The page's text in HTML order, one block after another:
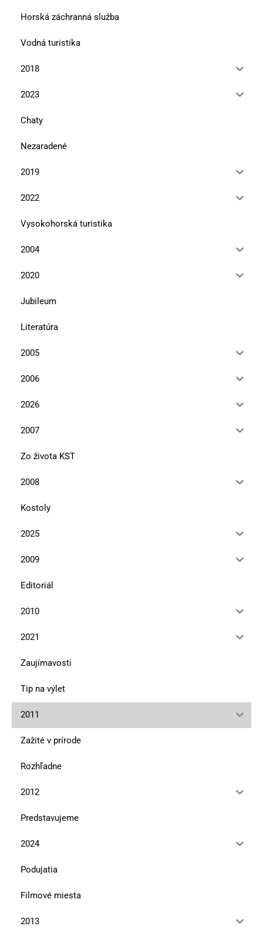
Horská záchranná služba
Vodná turistika
2018
2023
Chaty
Nezaradené
2019
2022
Vysokohorská turistika
2004
2020
Jubileum
Literatúra
2005
2006
2026
2007
Zo života KST
2008
Kostoly
2025
2009
Editoriál
2010
2021
Zaujímavosti
Tip na výlet
2011
Zažité v prírode
Rozhľadne
2012
Predstavujeme
2024
Podujatia
Filmové miesta
2013